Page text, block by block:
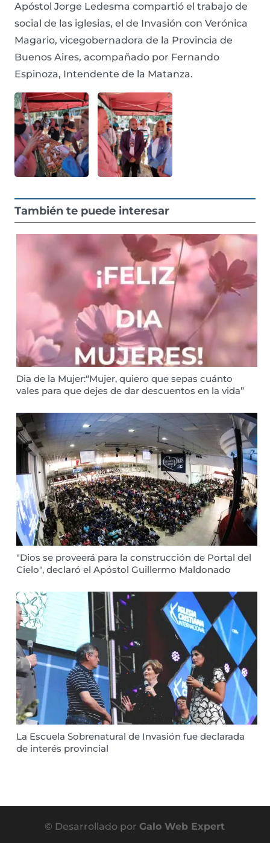
Apóstol Jorge Ledesma compartió el trabajo de
social de las iglesias, el de Invasión con Verónica
Magario, vicegobernadora de la Provincia de
Buenos Aires, acompañado por Fernando
Espinoza, Intendente de la Matanza.
También te puede interesar
Dia de la Mujer:“Mujer, quiero que sepas cuánto
vales para que dejes de dar descuentos en la vida”
"Dios se proveerá para la construcción de Portal del
Cielo", declaró el Apóstol Guillermo Maldonado
La Escuela Sobrenatural de Invasión fue declarada
de interés provincial
© Desarrollado porGalo Web Expert